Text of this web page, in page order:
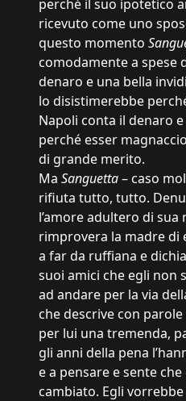
perché il suo ipotetico
ricevuto come uno
questo momento
comodamente a spese
denaro e una bella
lo disistimerebbe
Napoli conta il denaro
perché esser
di grande merito.
Ma Sanguetta– caso
rifiuta tutto, tutto.
l’amore adultero di sua
rimprovera la madre di
a far da ruffiana e
suoi amici che egli non
ad andare per la via
che descrive con
per lui una tremenda,
gli anni della pena
e a pensare e sente
cambiato. Egli